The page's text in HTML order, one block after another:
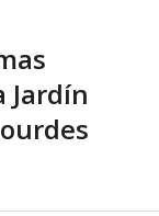
Jardín